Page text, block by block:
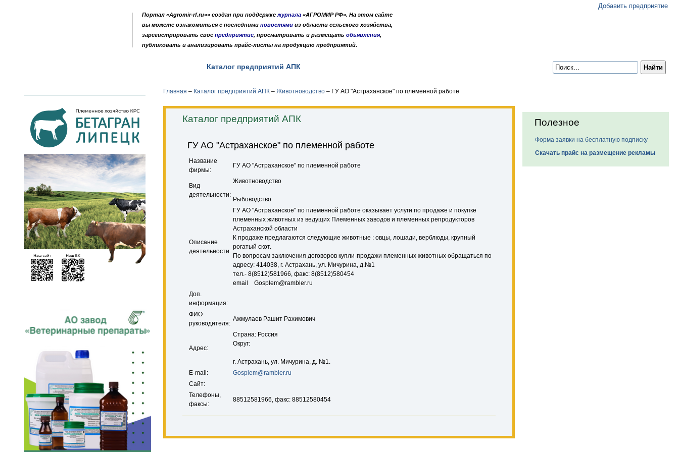
Добавить предприятие
Портал «Agromir-rf.ru»» создан при поддержке журнала «АГРОМИР РФ». На этом сайте
вы можете ознакомиться с последними новостями из области сельского хозяйства,
зарегистрировать свое предприятие, просматривать и размещать объявления,
публиковать и анализировать прайс-листы на продукцию предприятий.
Каталог предприятий АПК
Главная – Каталог предприятий АПК – Животноводство – ГУ АО "Астраханское" по племенной работе
Каталог предприятий АПК
ГУ АО "Астраханское" по племенной работе
Название
фирмы:
ГУ АО "Астраханское" по племенной работе
Вид
деятельности:
Животноводство
Рыбоводство
Описание
деятельности:
ГУ АО "Астраханское" по племенной работе оказывает услуги по продаже и покупке
племенных животных из ведущих Племенных заводов и племенных репродукторов
Астраханской области
К продаже предлагаются следующие животные : овцы, лошади, верблюды, крупный
рогатый скот.
По вопросам заключения договоров купли-продажи племенных животных обращаться по
адресу: 414038, г. Астрахань, ул. Мичурина, д.№1
тел.- 8(8512)581966, факс: 8(8512)580454
email Gosplem@rambler.ru
Доп.
информация:
ФИО
руководителя:
Ажмулаев Рашит Рахимович
Адрес:
Страна: Россия
Округ:
г. Астрахань, ул. Мичурина, д. №1.
E-mail:
Gosplem@rambler.ru
Сайт:
Телефоны,
факсы:
88512581966, факс: 88512580454
Полезное
Форма заявки на бесплатную подписку
Скачать прайс на размещение рекламы